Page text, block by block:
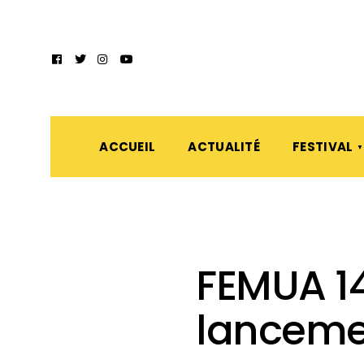
ACCUEIL ACTUALITÉ FESTIVAL
FEMUA